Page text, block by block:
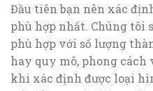
Đầu tiên bạn nên xác
phù hợp nhất. Chúng tôi
phù hợp với số lượng
hay quy mô, phong cách
khi xác định được loại